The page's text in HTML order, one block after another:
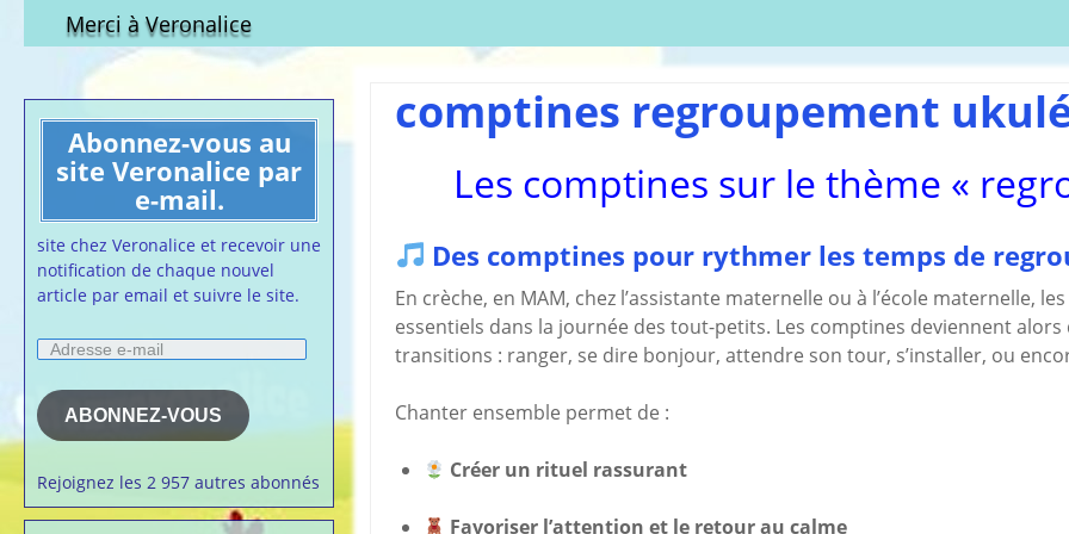
Qui est-elle ?
Adhésion demandes
S.M.I.C et Cotisations
Convention
Collective
Lettres Types
Projet d’accueil
calendrier des
Vaccination
Cartes de visites
nounou
Affiches de menu de
Membres du site
veronalice
Comptines à gestes
Tablatures Musiques
adultes
La
Le
Les
La
Merci à Veronalice
Abonnez-vous au
site Veronalice par
e-mail.
site chez Veronalice et recevoir une
notification de chaque nouvel
article par email et suivre le site.
Adresse
mail
ABONNEZ-VOUS
Rejoignez les 2 957 autres abonnés
comptines regroupement
Les comptines sur le thème «
Des comptines pour rythmer les temps de
En crèche, en MAM, chez l’assistante maternelle ou à l’école maternelle,
essentiels dans la journée des tout-petits. Les comptines deviennent
transitions : ranger, se dire bonjour, attendre son tour, s’installer, ou
Chanter ensemble permet de :
Créer un rituel rassurant
Favoriser l’attention et le retour au calme